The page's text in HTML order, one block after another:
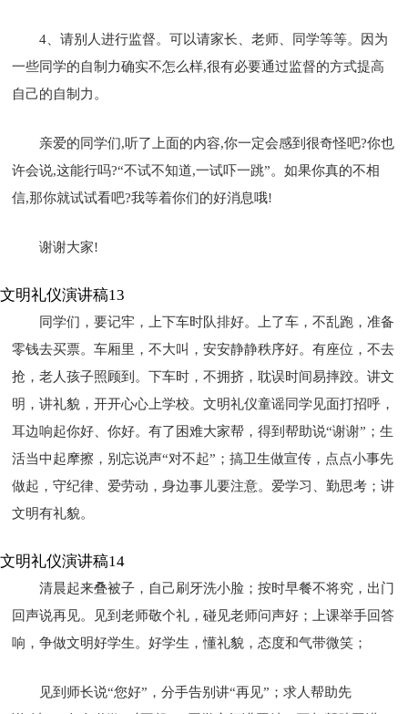
4、请别人进行监督。可以请家长、老师、同学等等。因为
一些同学的自制力确实不怎么样,很有必要通过监督的方式提高
自己的自制力。
亲爱的同学们,听了上面的内容,你一定会感到很奇怪吧?你也
许会说,这能行吗?“不试不知道,一试吓一跳”。如果你真的不相
信,那你就试试看吧?我等着你们的好消息哦!
谢谢大家!
文明礼仪演讲稿13
同学们，要记牢，上下车时队排好。上了车，不乱跑，准备
零钱去买票。车厢里，不大叫，安安静静秩序好。有座位，不去
抢，老人孩子照顾到。下车时，不拥挤，耽误时间易摔跤。讲文
明，讲礼貌，开开心心上学校。文明礼仪童谣同学见面打招呼，
耳边响起你好、你好。有了困难大家帮，得到帮助说“谢谢”；生
活当中起摩擦，别忘说声“对不起”；搞卫生做宣传，点点小事先
做起，守纪律、爱劳动，身边事儿要注意。爱学习、勤思考；讲
文明有礼貌。
文明礼仪演讲稿14
清晨起来叠被子，自己刷牙洗小脸；按时早餐不将究，出门
回声说再见。见到老师敬个礼，碰见老师问声好；上课举手回答
响，争做文明好学生。好学生，懂礼貌，态度和气带微笑；
见到师长说“您好”，分手告别讲“再见”；求人帮助先